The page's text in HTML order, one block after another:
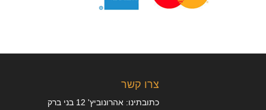
צרו קשר
כתובתינו: אהרונוביץ' 12 בני ברק